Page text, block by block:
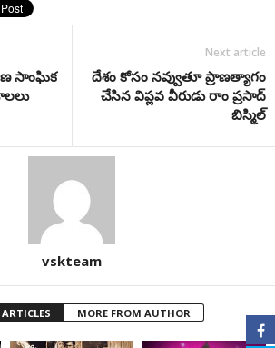
సాంఘిక
Next article
దేశం కోసం నవ్వుతూ ప్రాణత్యాగం
చేసిన విప్లవ వీరుడు రాం ప్రసాద్
బిస్మిల్
vskteam
MORE FROM AUTHOR